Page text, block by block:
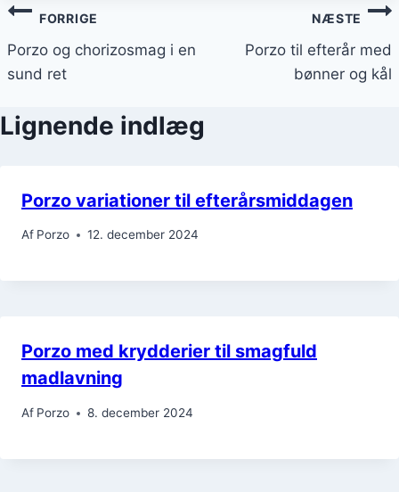
Indlægsnavigation
FORRIGE
Porzo og chorizosmag i en
sund ret
NÆSTE
Porzo til efterår med
bønner og kål
Lignende indlæg
Porzo variationer til efterårsmiddagen
Af Porzo 12. december 2024
Porzo med krydderier til smagfuld
madlavning
Af Porzo 8. december 2024